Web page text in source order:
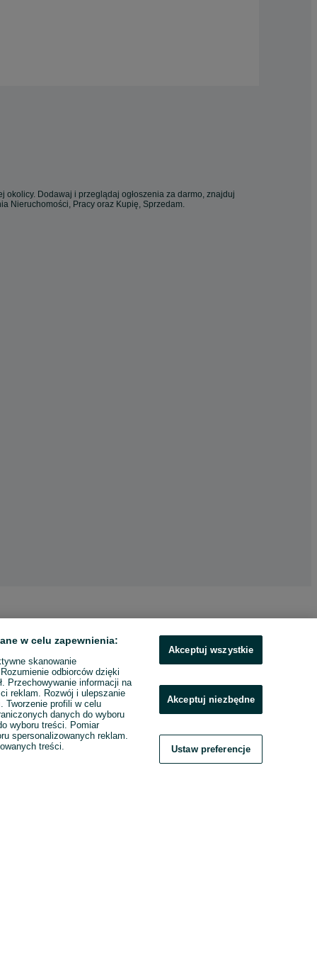
okolicy. Dodawaj i przeglądaj ogłoszenia za darmo, znajduj
Nieruchomości, Pracy oraz Kupię, Sprzedam.
w celu zapewnienia:
skanowanie
odbiorców dzięki
Przechowywanie informacji na
reklam. Rozwój i ulepszanie
Tworzenie profili w celu
danych do wyboru
wyboru treści. Pomiar
spersonalizowanych reklam.
treści.
Akceptuj wszystkie
Akceptuj niezbędne
Ustaw preferencje